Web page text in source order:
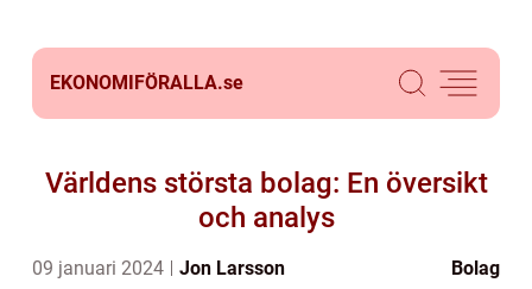
EKONOMIFÖRALLA.se
Världens största bolag: En översikt
och analys
09 januari 2024 Jon Larsson Bolag